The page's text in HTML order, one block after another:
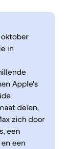
oktober
in
Apple's
delen,
zich door
een
een